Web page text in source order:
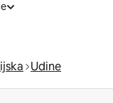
Udine